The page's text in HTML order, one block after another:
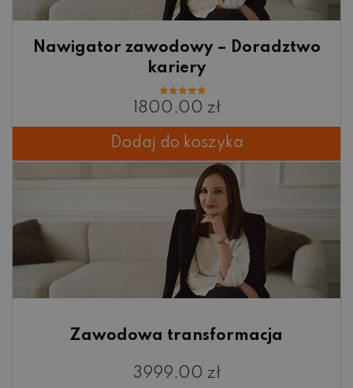
Nawigator zawodowy – Doradztwo
kariery
Oceniono
5.00
1800,00 zł
Dodaj do koszyka
Zawodowa transformacja
3999,00 zł